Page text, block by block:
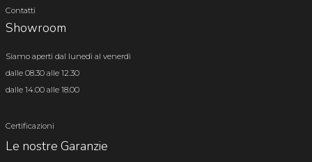
Contatti
Showroom
Siamo aperti dal lunedì al venerdì
dalle 08.30 alle 12.30
dalle 14.00 alle 18.00
Certificazioni
Le nostre Garanzie